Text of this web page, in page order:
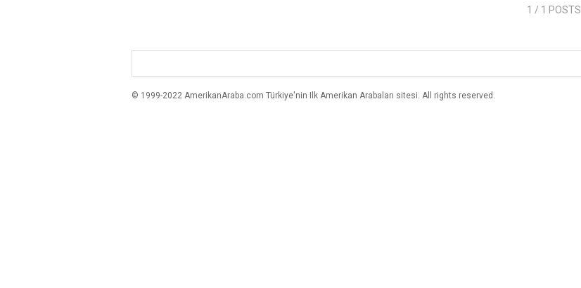
1 / 1 POSTS
© 1999-2022 AmerikanAraba.com Türkiye'nin Ilk Amerikan Arabaları sitesi. All rights reserved.